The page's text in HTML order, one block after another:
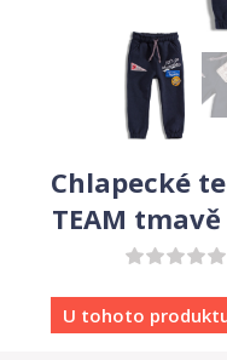
Chlapecké
TEAM
U tohoto